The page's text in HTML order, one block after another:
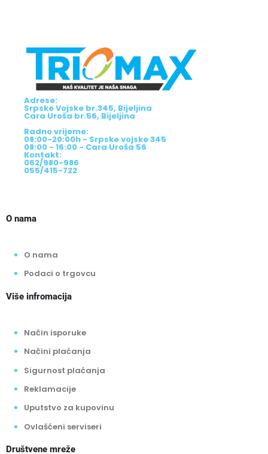
Adrese:
Srpske Vojske br.345, Bijeljina
Cara Uroša br.56, Bijeljina
Radno vrijeme:
08:00-20:00h - Srpske vojske 345
08:00 - 16:00 - Cara Uroša 56
Kontakt:
062/980-986
055/415-722
O nama
O nama
Podaci o trgovcu
Više infromacija
Način isporuke
Načini plaćanja
Sigurnost plaćanja
Reklamacije
Uputstvo za kupovinu
Ovlašćeni serviseri
Društvene mreže